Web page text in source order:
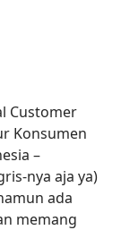
Customer
Konsumen
–
nya aja ya)
ada
memang